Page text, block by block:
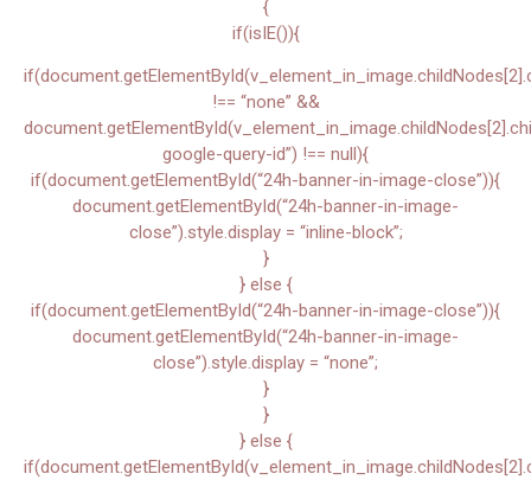
{
if(isIE()){
!== “none” &&
google-query-id”) !== null){
if(document.getElementById(“24h-banner-in-image-close”)){
document.getElementById(“24h-banner-in-image-
close”).style.display = “inline-block”;
}
} else {
if(document.getElementById(“24h-banner-in-image-close”)){
document.getElementById(“24h-banner-in-image-
close”).style.display = “none”;
}
}
} else {